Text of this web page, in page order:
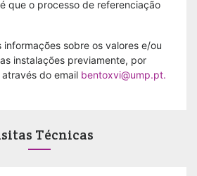
que o processo de referenciação
informações sobre os valores e/ou
instalações previamente, por
do email bentoxvi@ump.pt.
Técnicas